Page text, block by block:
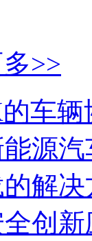
>>
车
源
解决
创新